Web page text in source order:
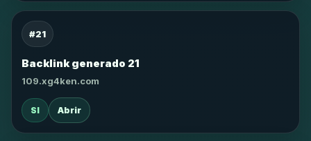
#21
Backlink generado 21
109.xg4ken.com
SI Abrir